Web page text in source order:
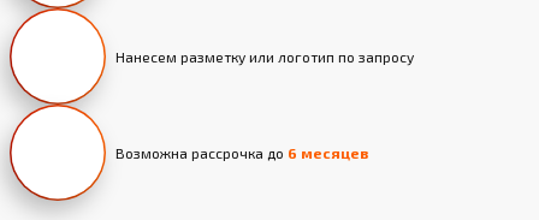
Нанесем разметку или логотип по запросу
Возможна рассрочка до 6 месяцев